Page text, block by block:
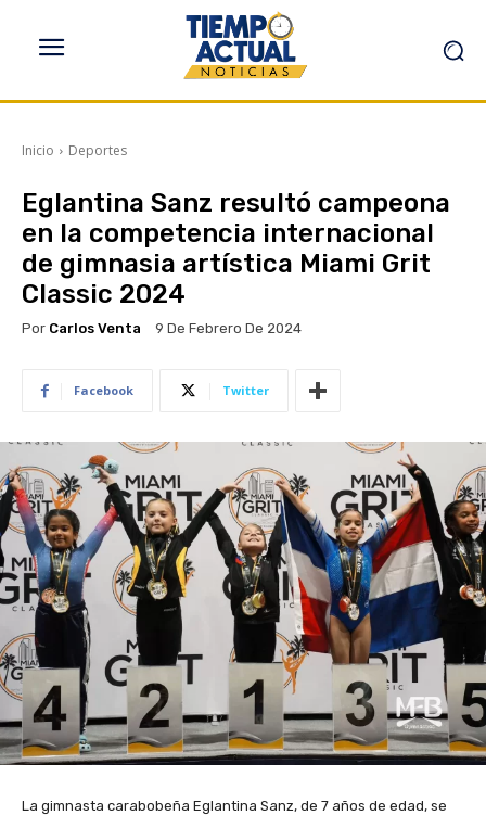
Inicio Deportes
Eglantina Sanz resultó campeona
en la competencia internacional
de gimnasia artística Miami Grit
Classic 2024
Por Carlos Venta 9 De Febrero De 2024
Facebook Twitter
La gimnasta carabobeña Eglantina Sanz, de 7 años de edad, se